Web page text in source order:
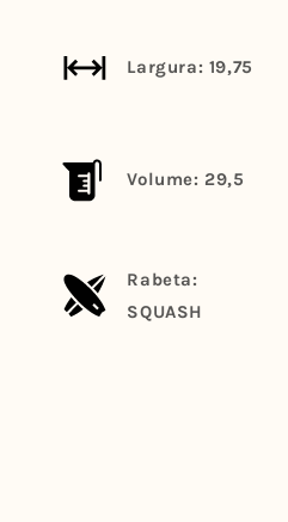
Largura: 19,75
Volume: 29,5
Rabeta:
SQUASH